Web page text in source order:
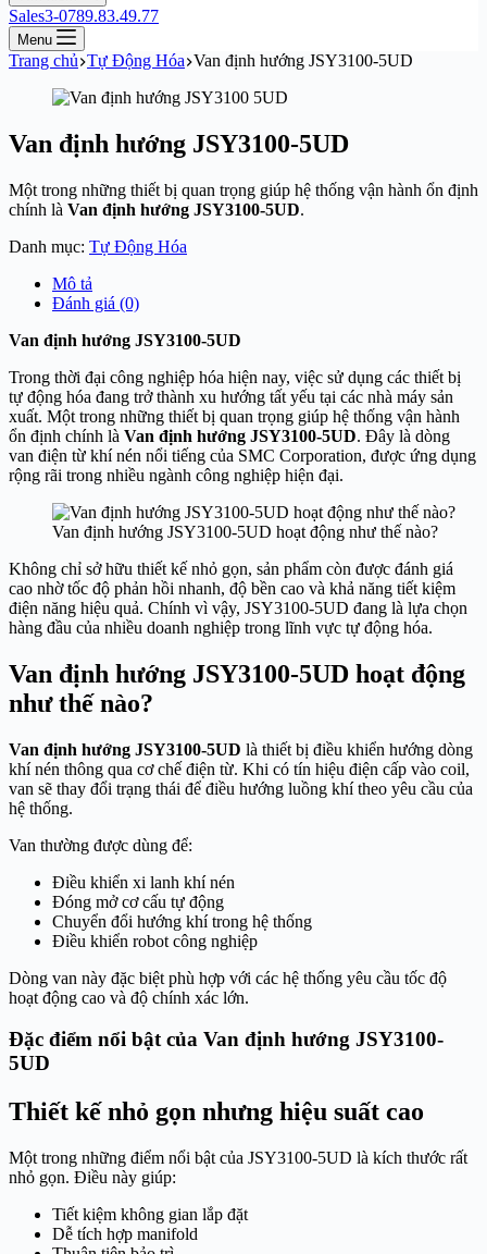
Sales3-0789.83.49.77
Menu
Trang chủ Tự Động Hóa Van định hướng JSY3100-5UD
Van định hướng JSY3100-5UD
Một trong những thiết bị quan trọng giúp hệ thống vận hành ổn định
chính là Van định hướng JSY3100-5UD.
Danh mục: Tự Động Hóa
Mô tả
Đánh giá (0)
Van định hướng JSY3100-5UD
Trong thời đại công nghiệp hóa hiện nay, việc sử dụng các thiết bị
tự động hóa đang trở thành xu hướng tất yếu tại các nhà máy sản
xuất. Một trong những thiết bị quan trọng giúp hệ thống vận hành
ổn định chính là Van định hướng JSY3100-5UD. Đây là dòng
van điện từ khí nén nổi tiếng của SMC Corporation, được ứng dụng
rộng rãi trong nhiều ngành công nghiệp hiện đại.
Van định hướng JSY3100-5UD hoạt động như thế nào?
Không chỉ sở hữu thiết kế nhỏ gọn, sản phẩm còn được đánh giá
cao nhờ tốc độ phản hồi nhanh, độ bền cao và khả năng tiết kiệm
điện năng hiệu quả. Chính vì vậy, JSY3100-5UD đang là lựa chọn
hàng đầu của nhiều doanh nghiệp trong lĩnh vực tự động hóa.
Van định hướng JSY3100-5UD hoạt động
như thế nào?
Van định hướng JSY3100-5UD là thiết bị điều khiển hướng dòng
khí nén thông qua cơ chế điện từ. Khi có tín hiệu điện cấp vào coil,
van sẽ thay đổi trạng thái để điều hướng luồng khí theo yêu cầu của
hệ thống.
Van thường được dùng để:
Điều khiển xi lanh khí nén
Đóng mở cơ cấu tự động
Chuyển đổi hướng khí trong hệ thống
Điều khiển robot công nghiệp
Dòng van này đặc biệt phù hợp với các hệ thống yêu cầu tốc độ
hoạt động cao và độ chính xác lớn.
Đặc điểm nổi bật của Van định hướng JSY3100-
5UD
Thiết kế nhỏ gọn nhưng hiệu suất cao
Một trong những điểm nổi bật của JSY3100-5UD là kích thước rất
nhỏ gọn. Điều này giúp:
Tiết kiệm không gian lắp đặt
Dễ tích hợp manifold